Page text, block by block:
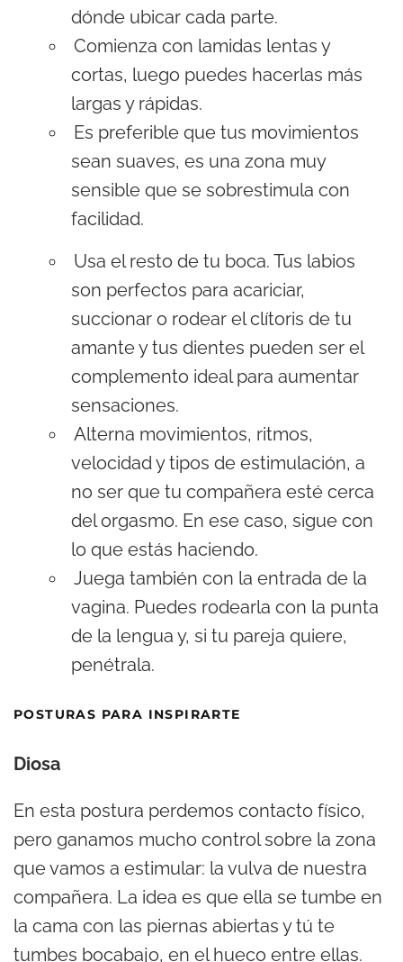
dónde ubicar cada parte.
Comienza con lamidas lentas y
cortas, luego puedes ha­cerlas más
largas y rápidas.
Es preferible que tus movimientos
sean suaves, es una zona muy
sensible que se sobrestimula con
facilidad.
Usa el resto de tu boca. Tus labios
son perfectos para acariciar,
succionar o rodear el clítoris de tu
amante y tus dientes pueden ser el
complemento ideal para aumentar
sensaciones.
Alterna movimientos, ritmos,
velocidad y tipos de estimulación, a
no ser que tu compañera esté cerca
del orgasmo. En ese caso, sigue con
lo que estás haciendo.
Juega también con la entrada de la
vagina. Puedes rodearla con la punta
de la lengua y, si tu pareja quiere,
penétrala.
POSTURAS PARA INSPIRARTE
Diosa
En esta postura perdemos contacto físico,
pero ganamos mucho control sobre la zona
que vamos a estimular: la vulva de nuestra
compañera. La idea es que ella se tumbe en
la cama con las piernas abiertas y tú te
tumbes bocabajo, en el hueco entre ellas.